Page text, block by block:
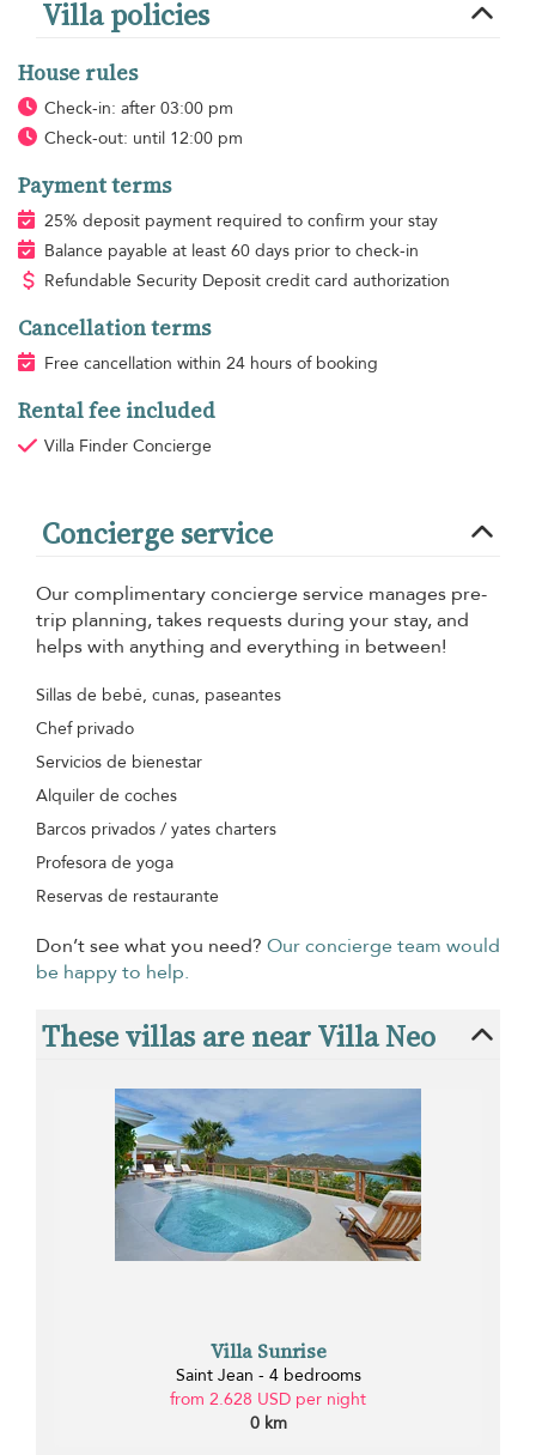
Villa policies
House rules
Check-in: after 03:00 pm
Check-out: until 12:00 pm
Payment terms
25% deposit payment required to confirm your stay
Balance payable at least 60 days prior to check-in
Refundable Security Deposit credit card authorization
Cancellation terms
Free cancellation within 24 hours of booking
Rental fee included
Villa Finder Concierge
Concierge service
Our complimentary concierge service manages pre-
trip planning, takes requests during your stay, and
helps with anything and everything in between!
Sillas de bebé, cunas, paseantes
Chef privado
Servicios de bienestar
Alquiler de coches
Barcos privados / yates charters
Profesora de yoga
Reservas de restaurante
Don’t see what you need? Our concierge team would
be happy to help.
These villas are near Villa Neo
Villa Sunrise
Saint Jean - 4 bedrooms
from 2.628 USD per night
0 km